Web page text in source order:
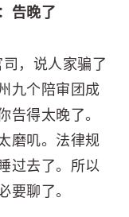
告晚了
，说人家骗了
九个陪审团成
告得太晚了。
磨叽。法律规
过去了。所以
要聊了。